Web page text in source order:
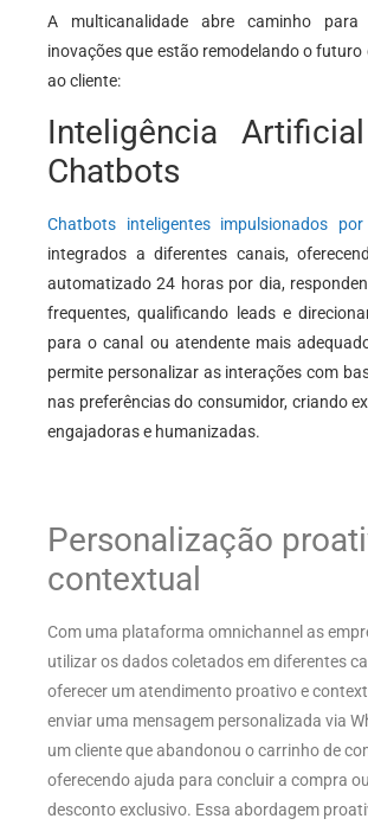
A multicanalidade abre caminho
inovações que estão remodelando o
ao cliente:
Inteligência
Chatbots
Chatbots inteligentes impulsionados
integrados a diferentes canais,
automatizado 24 horas por dia,
frequentes, qualificando leads e
para o canal ou atendente mais
permite personalizar as interações com
nas preferências do consumidor, criando
engajadoras e humanizadas.
Personalização
contextual
Com uma plataforma omnichannel as
utilizar os dados coletados em diferentes
oferecer um atendimento proativo e
enviar uma mensagem personalizada via
um cliente que abandonou o carrinho de
oferecendo ajuda para concluir a compra
desconto exclusivo. Essa abordagem